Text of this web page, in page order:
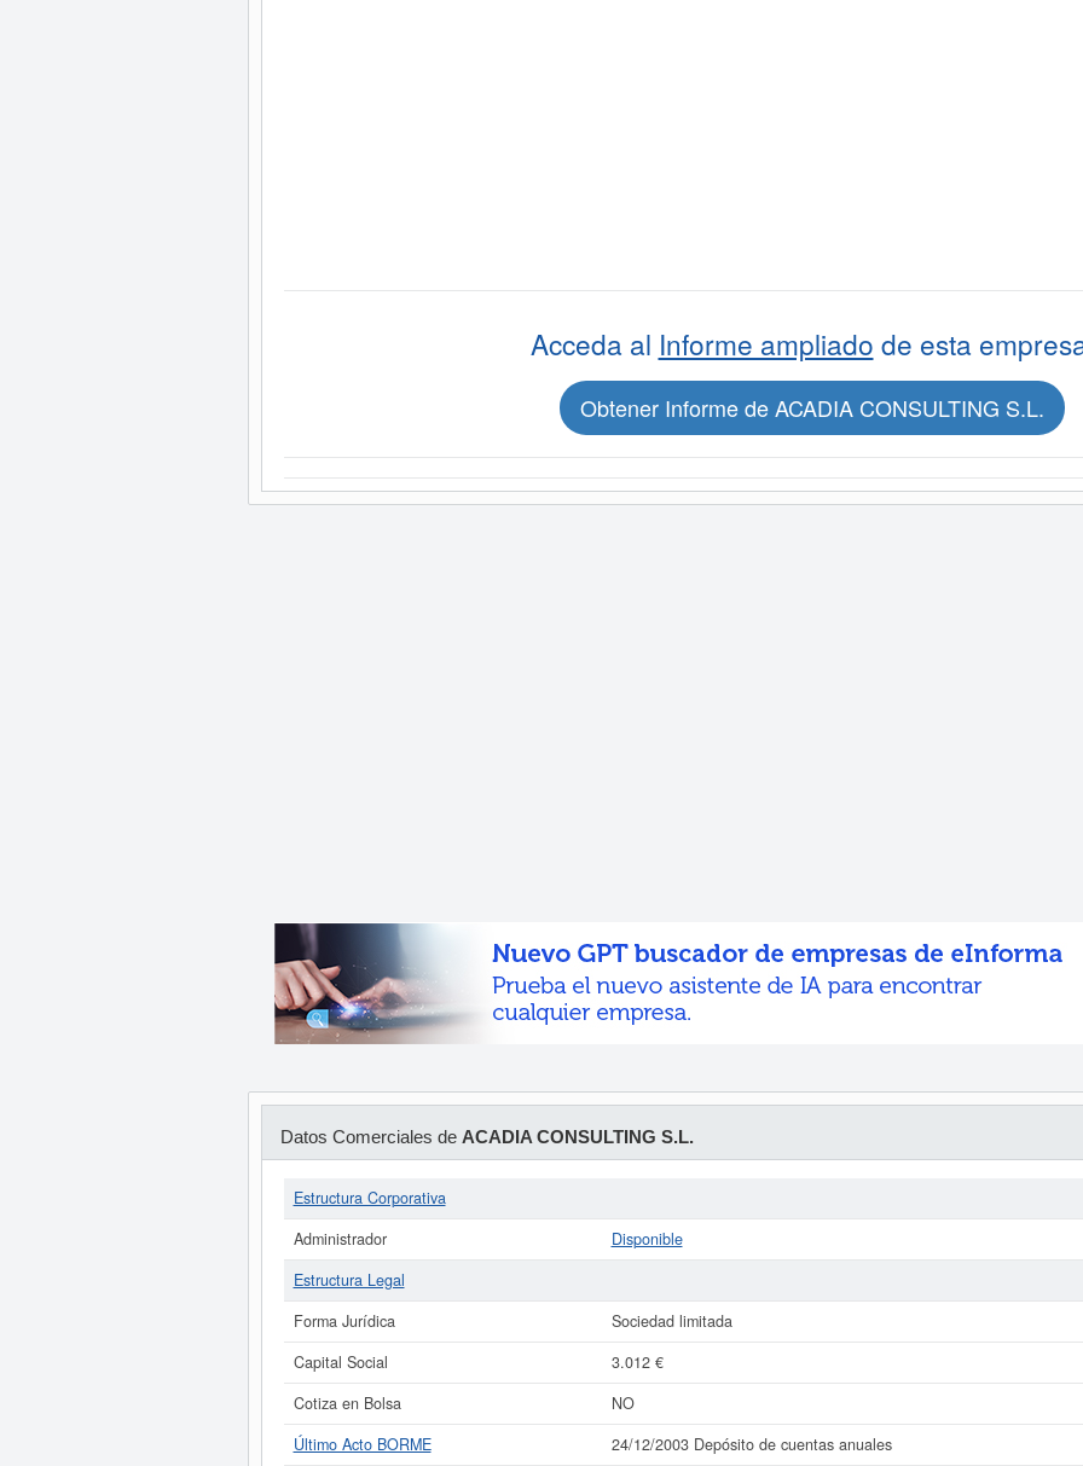
Acceda al Informe ampliado de esta
Obtener Informe de ACADIA CONSULTING S.L.
Datos Comerciales de ACADIA CONSULTING S.L.
Estructura Corporativa
Administrador
Disponible
Estructura Legal
Forma Jurídica
Sociedad limitada
Capital Social
3.012 €
Cotiza en Bolsa
NO
Último Acto BORME
24/12/2003 Depósito de cuentas anuales